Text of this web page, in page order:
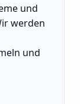
und
werden
und